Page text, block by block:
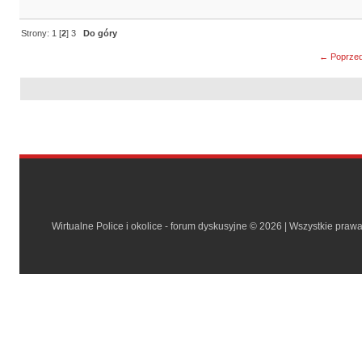
Strony: 1 [2]3 Do góry
←
Wirtualne Police i okolice - forum dyskusyjne © 2026 | Wszystkie